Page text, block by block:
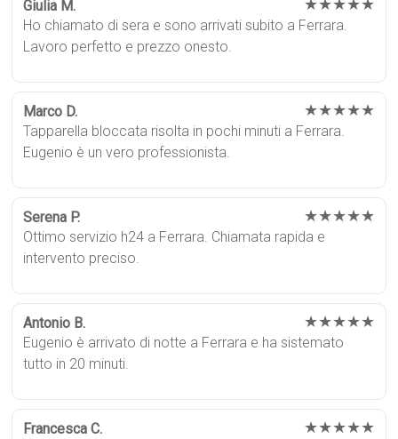
Giulia M. ★★★★★
Ho chiamato di sera e sono arrivati subito a Ferrara.
Lavoro perfetto e prezzo onesto.
Marco D. ★★★★★
Tapparella bloccata risolta in pochi minuti a Ferrara.
Eugenio è un vero professionista.
Serena P. ★★★★★
Ottimo servizio h24 a Ferrara. Chiamata rapida e
intervento preciso.
Antonio B. ★★★★★
Eugenio è arrivato di notte a Ferrara e ha sistemato
tutto in 20 minuti.
Francesca C. ★★★★★